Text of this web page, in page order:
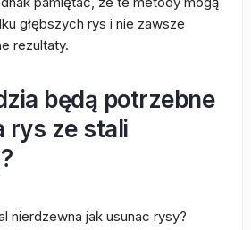
głębszych rys i nie zawsze
rezultaty.
będą potrzebne
rys ze stali